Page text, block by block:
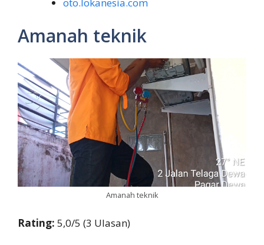
oto.lokanesia.com
Amanah teknik
Amanah teknik
Rating: 5,0/5 (3 Ulasan)